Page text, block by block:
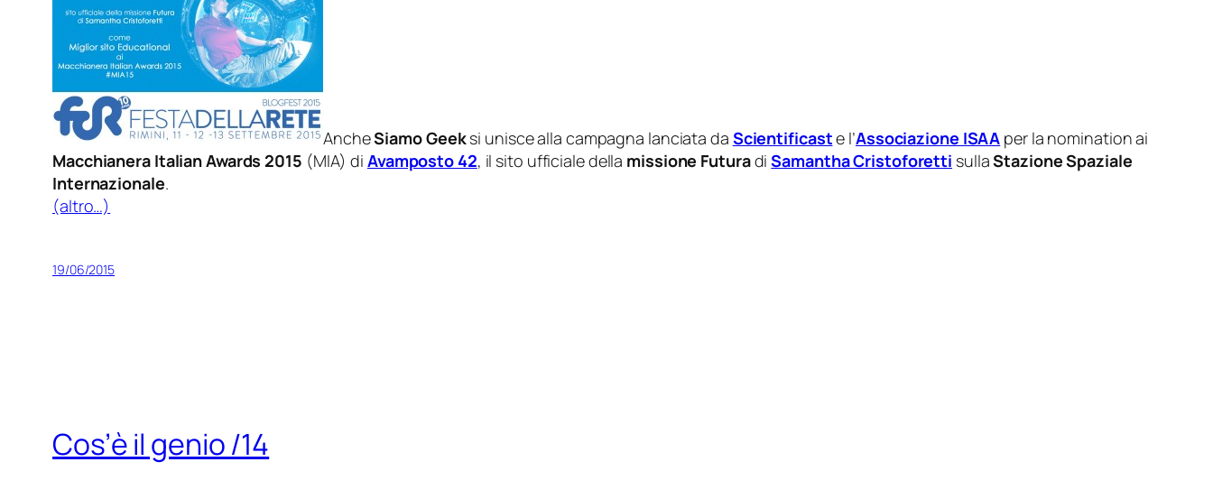
AncheSiamo Geeksi unisce alla campagna lanciata da Scientificaste l’Associazione ISAA per la nomination ai
Macchianera Italian Awards 2015 (MIA) di Avamposto 42, il sito ufficiale della missione FuturadiSamantha Cristoforetti sullaStazione Spaziale
Internazionale.
(altro…)
19/06/2015
Cos’è il genio /14